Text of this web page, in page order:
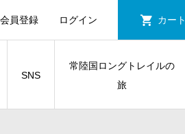
会員登録 ログイン カート
SNS
常陸国ロングトレイルの
旅